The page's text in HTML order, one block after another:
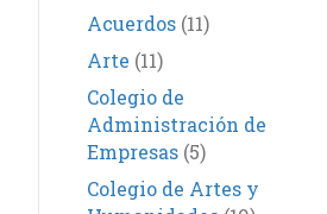
Acuerdos(11)
Arte (11)
Colegio de
Administración de
Empresas(5)
Colegio de Artes y